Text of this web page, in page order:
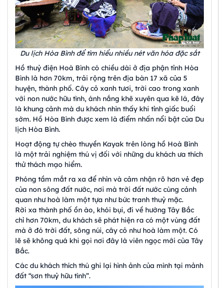
Du lịch Hòa Bình để tìm hiểu nhiều nét văn hóa đặc sắt
Hồ thuỷ điện Hoà Bình có chiều dài ở địa phận tỉnh Hòa
Bình là hơn 70km, trải rộng trên địa bàn 17 xã của 5
huyện, thành phố. Cây cỏ xanh tươi, trời cao trong xanh
với non nước hữu tình, ánh nắng khẽ xuyên qua kẽ lá, đây
là khung cảnh mà du khách nhìn thấy khi tỉnh giấc buổi
sớm. Hồ Hòa Bình được xem là điểm nhấn nổi bật của Du
lịch Hòa Bình.
Hoạt động tự chèo thuyền Kayak trên lòng hồ Hoà Bình
là một trải nghiệm thú vị đối với những du khách ưa thích
thử thách mạo hiểm.
Phóng tầm mắt ra xa để nhìn và cảm nhận rõ hơn vẻ đẹp
của non sông đất nước, nơi mà trời đất nước cùng cảnh
quan như hoà làm một tựa như bức tranh thuỷ mặc.
Rời xa thành phố ồn ào, khói bụi, đi về hướng Tây Bắc
chỉ hơn 70km, du khách sẽ phát hiện ra có một vùng đất
mà ở đó trời đất, sông núi, cây cỏ như hoà làm một. Có
lẽ sẽ không quá khi gọi nơi đây là viên ngọc mới của Tây
Bắc.
Các du khách thích thú ghi lại hình ảnh của mình tại mảnh
đất “sơn thuỷ hữu tình”.